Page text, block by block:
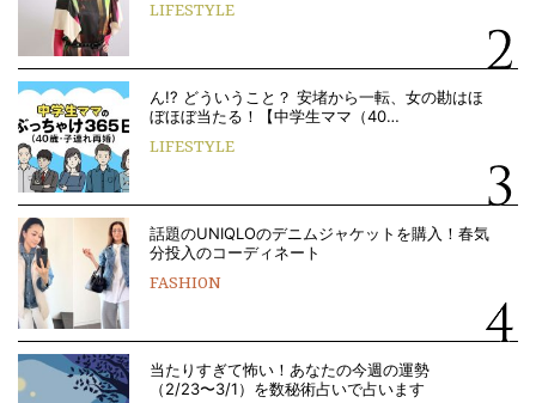
LIFESTYLE
ん!? どういうこと？ 安堵から一転、女の勘はほ
ぼほぼ当たる！【中学生ママ（40…
LIFESTYLE
話題のUNIQLOのデニムジャケットを購入！春気
分投入のコーディネート
FASHION
当たりすぎて怖い！あなたの今週の運勢
（2/23〜3/1）を数秘術占いで占います